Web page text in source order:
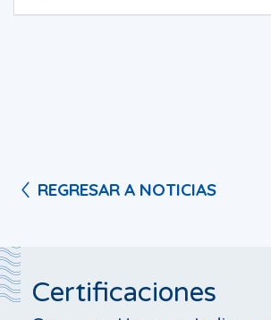
REGRESAR A NOTICIAS
Certificaciones